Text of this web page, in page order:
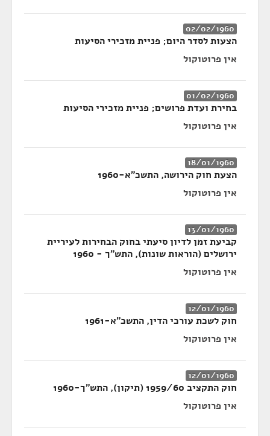
02/02/1960
הצעות לסדר היום; פניית מזכירי הסיעות
אין פרוטוקול
01/02/1960
בחירת ועדת פרושים; פניית מזכירי הסיעות
אין פרוטוקול
18/01/1960
הצעת חוק הירושה, התשכ"א-1960
אין פרוטוקול
13/01/1960
קביעת זמן לדיון סיעתי בחוק הבחירות לעיריית
ירושלים (הוראות שונות), התש"ך - 1960
אין פרוטוקול
12/01/1960
חוק לשכת עורכי הדין, התשכ"א-1961
אין פרוטוקול
12/01/1960
חוק התקציב 1959/60 (תיקון), התש"ך-1960
אין פרוטוקול